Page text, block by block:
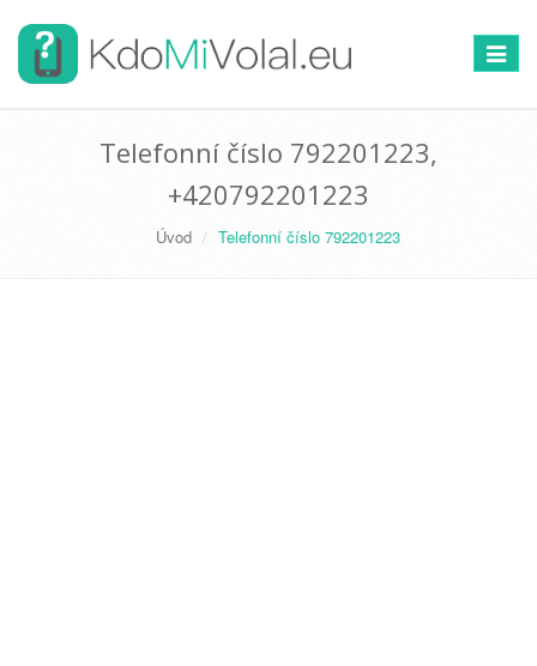
Telefonní číslo 792201223,
+420792201223
Úvod Telefonní číslo 792201223